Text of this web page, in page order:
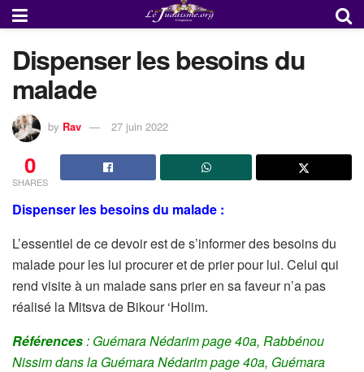
Dispenser les besoins du
malade
by Rav 27 juin 2022
0
SHARES
Dispenser les besoins du malade :
L’essentiel de ce devoir est de s’informer des besoins du
malade pour les lui procurer et de prier pour lui. Celui qui
rend visite à un malade sans prier en sa faveur n’a pas
réalisé la Mitsva de Bikour ‘Holim.
Références: Guémara Nédarim page 40a, Rabbénou
Nissim dans la Guémara Nédarim page 40a, Guémara